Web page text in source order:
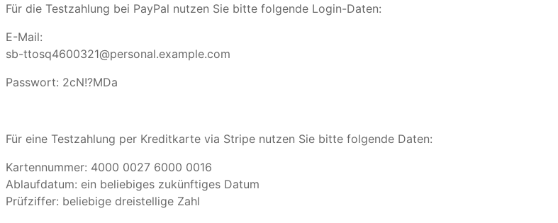
Für die Testzahlung bei PayPal nutzen Sie bitte folgende Login-Daten:
E-Mail:
sb-ttosq4600321@personal.example.com
Passwort: 2cN!?MDa
Für eine Testzahlung per Kreditkarte via Stripe nutzen Sie bitte folgende Daten:
Kartennummer: 4000 0027 6000 0016
Ablaufdatum: ein beliebiges zukünftiges Datum
Prüfziffer: beliebige dreistellige Zahl